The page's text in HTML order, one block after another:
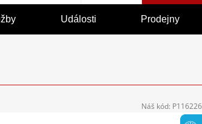
Události Prodejny
Náš kód: P116226